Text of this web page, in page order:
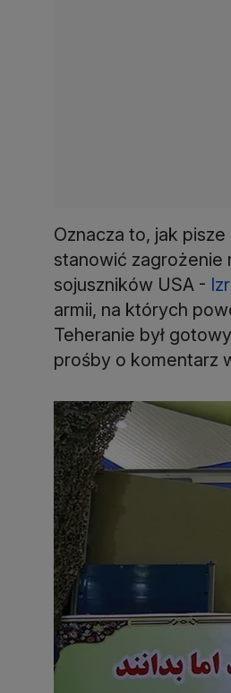
Oznacza to, jak
stanowić zagrożenie
sojuszników USA -
armii, na których
Teheranie był
prośby o komentarz